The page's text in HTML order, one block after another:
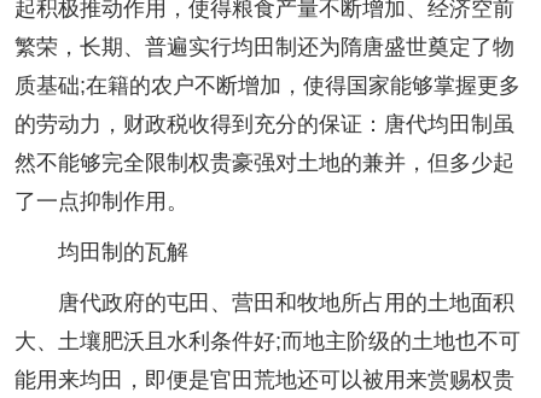
起积极推动作用，使得粮食产量不断增加、经济空前
繁荣，长期、普遍实行均田制还为隋唐盛世奠定了物
质基础;在籍的农户不断增加，使得国家能够掌握更多
的劳动力，财政税收得到充分的保证：唐代均田制虽
然不能够完全限制权贵豪强对土地的兼并，但多少起
了一点抑制作用。
均田制的瓦解
唐代政府的屯田、营田和牧地所占用的土地面积
大、土壤肥沃且水利条件好;而地主阶级的土地也不可
能用来均田，即便是官田荒地还可以被用来赏赐权贵